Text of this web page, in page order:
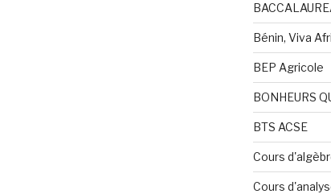
Bénin, Viva
BEP Agricole
BONHEURS
BTS ACSE
Cours
Cours